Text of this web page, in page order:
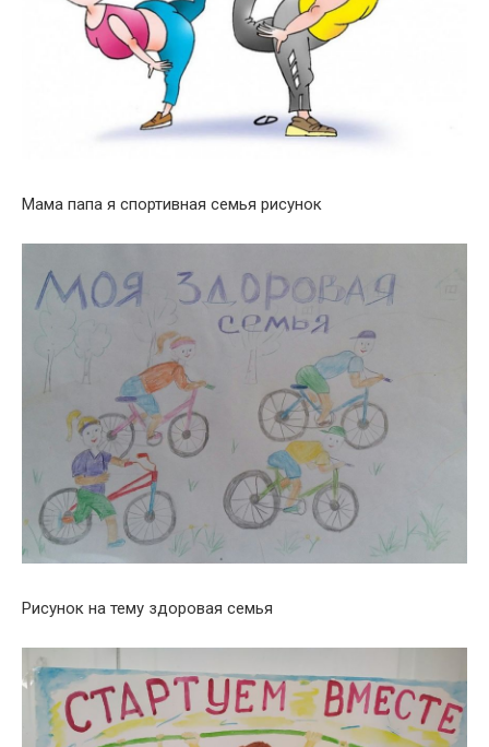
Мама папа я спортивная семья рисунок
Рисунок на тему здоровая семья